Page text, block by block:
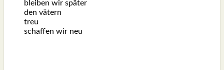
blei­ben wir spä­ter
den vätern
treu
schaf­fen wir neu